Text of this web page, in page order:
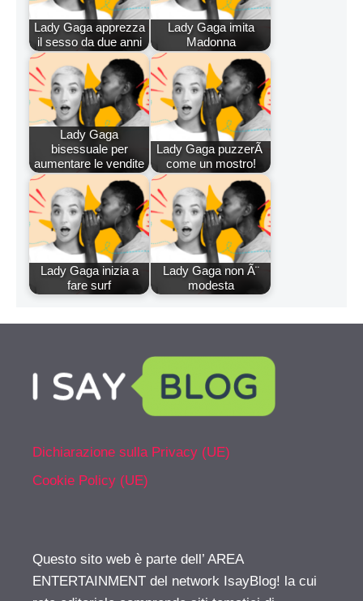
Lady Gaga apprezza
il sesso da due anni
Lady Gaga imita
Madonna
Lady Gaga
bisessuale per
aumentare le vendite
Lady Gaga puzzerÃ
come un mostro!
Lady Gaga inizia a
fare surf
Lady Gaga non Ã¨
modesta
Dichiarazione sulla Privacy (UE)
Cookie Policy (UE)
Questo sito web è parte dell’ AREA
ENTERTAINMENT del network IsayBlog! la cui